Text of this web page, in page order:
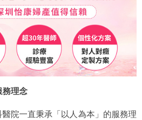
務理念
院一直秉承「以人為本」的服務理